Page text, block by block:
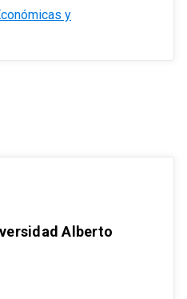
y
Alberto